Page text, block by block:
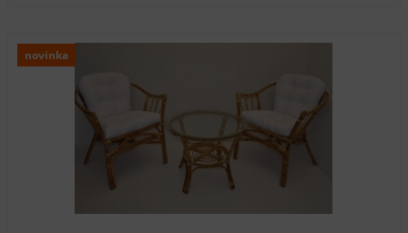
novinka